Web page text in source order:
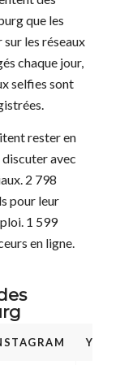
que les
les réseaux
chaque jour,
selfies sont
rester en
avec
2 798
pour leur
1 599
en ligne.